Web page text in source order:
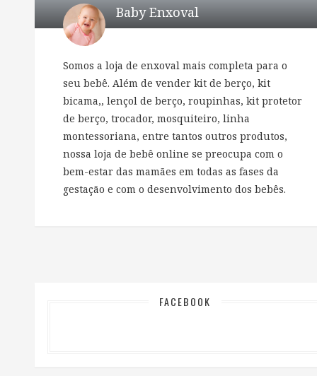
Baby Enxoval
Somos a loja de enxoval mais completa para o
seu bebê. Além de vender kit de berço, kit
bicama,, lençol de berço, roupinhas, kit protetor
de berço, trocador, mosquiteiro, linha
montessoriana, entre tantos outros produtos,
nossa loja de bebê online se preocupa com o
bem-estar das mamães em todas as fases da
gestação e com o desenvolvimento dos bebês.
FACEBOOK